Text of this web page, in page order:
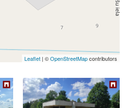
Leaflet | ©OpenStreetMapcontributors